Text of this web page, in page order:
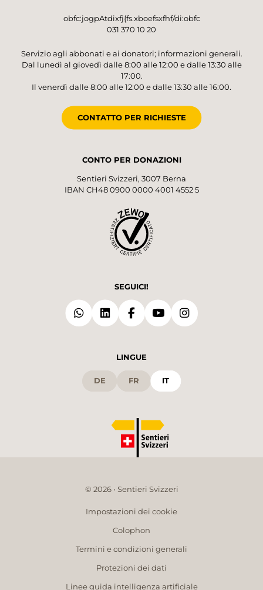
obfc:jogpAtdixfj{fs.xboefsxfhf/di:obfc
031 370 10 20
Servizio agli abbonati e ai donatori; informazioni generali.
Dal lunedì al giovedì dalle 8:00 alle 12:00 e dalle 13:30 alle
17:00.
Il venerdì dalle 8:00 alle 12:00 e dalle 13:30 alle 16:00.
CONTATTO PER RICHIESTE
CONTO PER DONAZIONI
Sentieri Svizzeri, 3007 Berna
IBAN CH48 0900 0000 4001 4552 5
SEGUICI!
LINGUE
DE FR IT
© 2026 • Sentieri Svizzeri
Impostazioni dei cookie
Colophon
Termini e condizioni generali
Protezioni dei dati
Linee guida intelligenza artificiale